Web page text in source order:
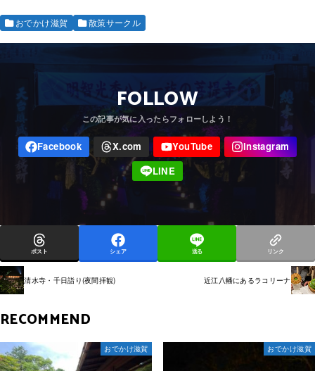
おでかけ滋賀 散策サークル
FOLLOW
ポスト シェア 送る リンク
清水寺・千日詣り(夜間拝観) 近江八幡にあるラコリーナ
RECOMMEND
おでかけ滋賀 おでかけ滋賀